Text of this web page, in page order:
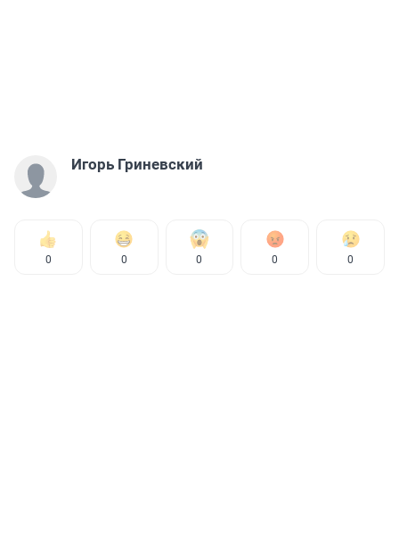
Игорь Гриневский
0 0 0 0 0